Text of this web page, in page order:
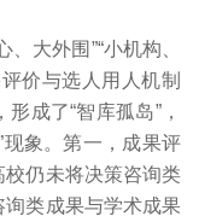
大外围”“小机构、
价与选人用人机制
成了“智库孤岛”，
现象。第一，成果评
仍未将决策咨询类
询类成果与学术成果